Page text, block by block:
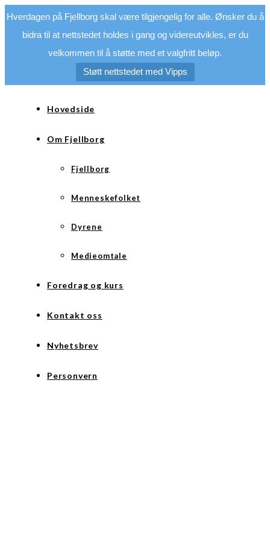
Hverdagen på Fjellborg skal være tilgjengelig for alle. Ønsker du å
bidra til at nettstedet holdes i gang og videreutvikles, er du
velkommen til å støtte med et valgfritt beløp.
Støtt nettstedet med Vipps
Hovedside
Om Fjellborg
Fjellborg
Menneskefolket
Dyrene
Medieomtale
Foredrag og kurs
Kontakt oss
Nyhetsbrev
Personvern